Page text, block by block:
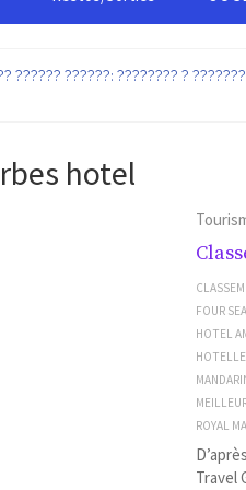
?????? ??????: ???????? ?
hotel
FOUR
HOTEL
ROYAL
Travel